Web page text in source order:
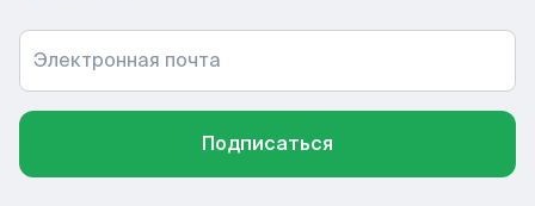
Электронная почта
Подписаться